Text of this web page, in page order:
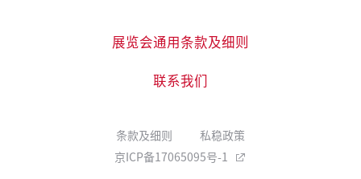
展览会通用条款及细则
联系我们
条款及细则
私稳政策
京ICP备17065095号-1